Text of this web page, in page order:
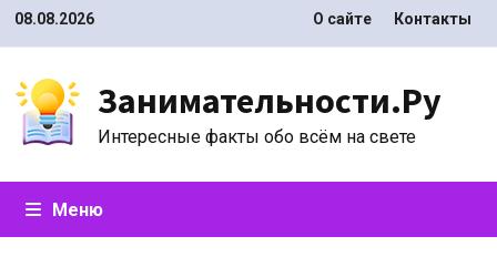
Перейти
08.08.2026 О сайте Контакты
Занимательности.Ру
Интересные факты обо всём на свете
Меню